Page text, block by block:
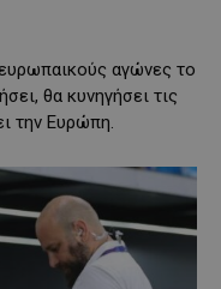
αγώνες το
θα κυνηγήσει τις
την Ευρώπη.